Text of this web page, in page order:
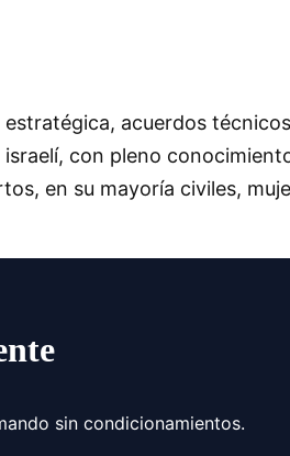
acuerdos
con pleno
en su mayoría civiles,
sin condicionamientos.